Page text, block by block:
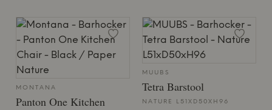
MONTANA
Panton One Kitchen
MUUBS
Tetra Barstool
NATURE L51XD50XH96